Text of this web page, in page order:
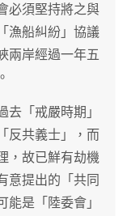
必須堅持將之與
漁船糾紛」協議
兩岸經過一年五
「戒嚴時期」
反共義士」，而
，故已鮮有劫機
意提出的「共同
是「陸委會」